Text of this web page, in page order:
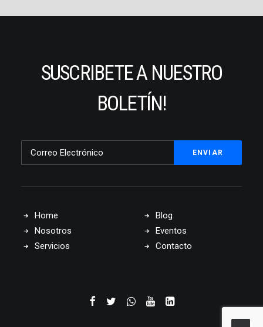
SUSCRIBETE A NUESTRO
BOLETÍN!
Home
Nosotros
Servicios
Blog
Eventos
Contacto